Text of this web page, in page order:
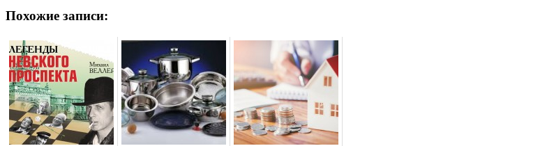
Похожие записи: